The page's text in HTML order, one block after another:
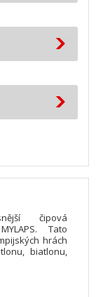
čipová
Tato
hrách
biatlonu,